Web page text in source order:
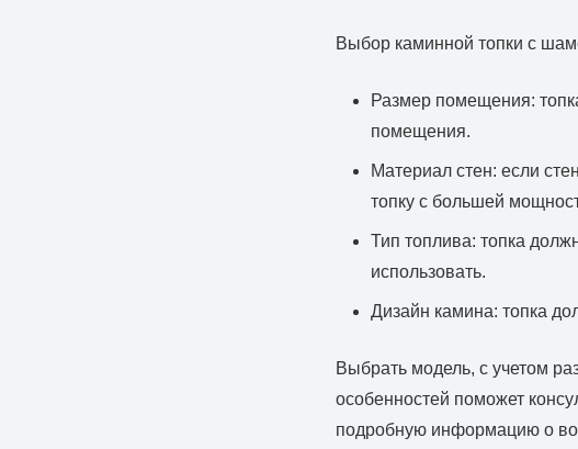
Выбор каминной топки с
Размер помещения:
помещения.
Материал стен: если
топку с большей
Тип топлива: топка
использовать.
Дизайн камина: топка
Выбрать модель, с учетом
особенностей поможет
подробную информацию о